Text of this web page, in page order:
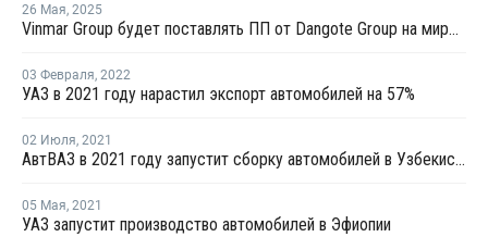
26 Мая, 2025
Vinmar Group будет поставлять ПП от Dangote Group на мировые рынки
03 Февраля, 2022
УАЗ в 2021 году нарастил экспорт автомобилей на 57%
02 Июля, 2021
АвтВАЗ в 2021 году запустит сборку автомобилей в Узбекистане
05 Мая, 2021
УАЗ запустит производство автомобилей в Эфиопии